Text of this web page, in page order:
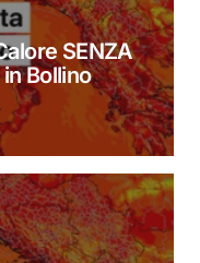
SENZA
Bollino